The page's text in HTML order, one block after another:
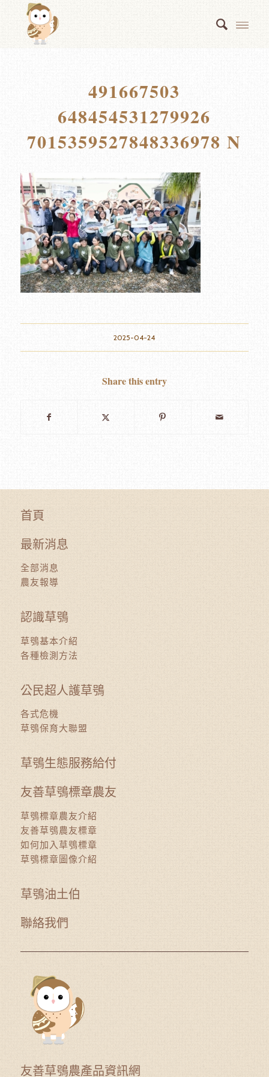
491667503
648454531279926
7015359527848336978 N
2025-04-24
Share this entry
首頁
最新消息
全部消息
農友報導
認識草鴞
草鴞基本介紹
各種檢測方法
公民超人護草鴞
各式危機
草鴞保育大聯盟
草鴞生態服務給付
友善草鴞標章農友
草鴞標章農友介紹
友善草鴞農友標章
如何加入草鴞標章
草鴞標章圖像介紹
草鴞油土伯
聯絡我們
友善草鴞農產品資訊網